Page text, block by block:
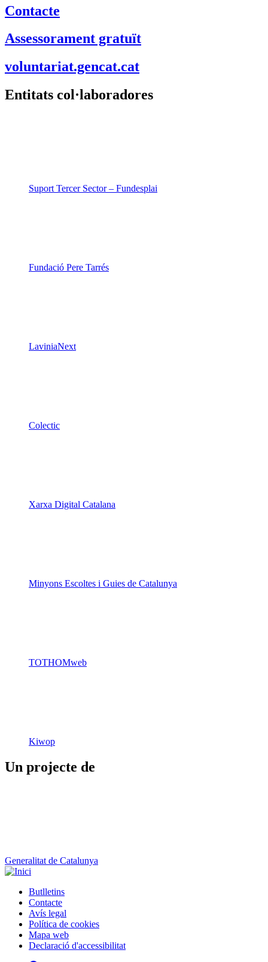
Contacte
Assessorament gratuït
voluntariat.gencat.cat
Entitats col·laboradores
Suport Tercer Sector – Fundesplai
Fundació Pere Tarrés
LaviniaNext
Colectic
Xarxa Digital Catalana
Minyons Escoltes i Guies de Catalunya
TOTHOMweb
Avís legal
Política de cookies
Mapa web
Declaració d'accessibilitat